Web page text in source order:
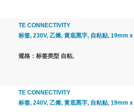
TE CONNECTIVITY
标签, 230V, 乙烯, 黄底黑字, 自粘贴, 19mm
规格：标签类型 自粘,
TE CONNECTIVITY
标签, 240V, 乙烯, 黄底黑字, 自粘贴, 19mm